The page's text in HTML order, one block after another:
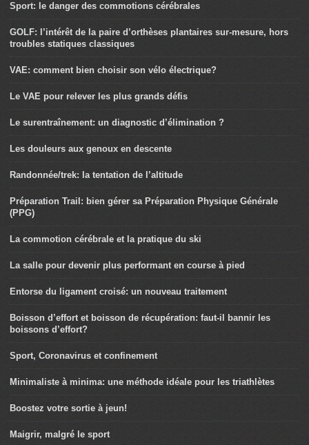
Sport: le danger des commotions cérébrales
GOLF: l’intérêt de la paire d’orthèses plantaires sur-mesure, hors
troubles statiques classiques
VAE: comment bien choisir son vélo électrique?
Le VAE pour relever les plus grands défis
Le surentraînement: un diagnostic d’élimination ?
Les douleurs aux genoux en descente
Randonnée/trek: la tentation de l’altitude
Préparation Trail: bien gérer sa Préparation Physique Générale
(PPG)
La commotion cérébrale et la pratique du ski
La salle pour devenir plus performant en course à pied
Entorse du ligament croisé: un nouveau traitement
Boisson d’effort et boisson de récupération: faut-il bannir les
boissons d’effort?
Sport, Coronavirus et confinement
Minimaliste à minima: une méthode idéale pour les triathlètes
Boostez votre sortie à jeun!
Maigrir, malgré le sport